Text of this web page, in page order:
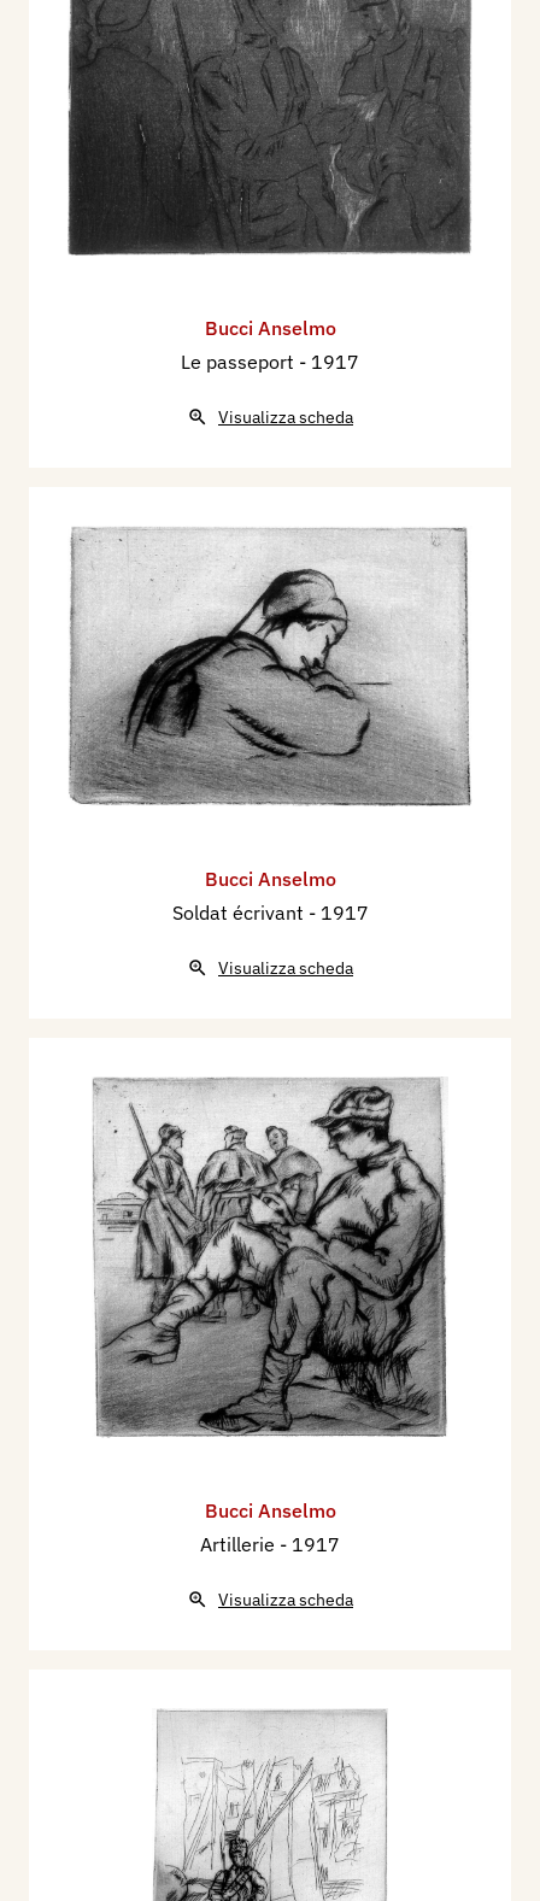
Bucci Anselmo
Le passeport - 1917
Visualizza scheda
Bucci Anselmo
Soldat écrivant - 1917
Visualizza scheda
Bucci Anselmo
Artillerie - 1917
Visualizza scheda